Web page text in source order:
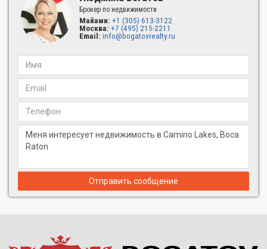
Брокер по недвижимости
Майами: +1 (305) 613-3122
Москва: +7 (495) 215-2211
Email: info@bogatovrealty.ru
Отправить сообщение